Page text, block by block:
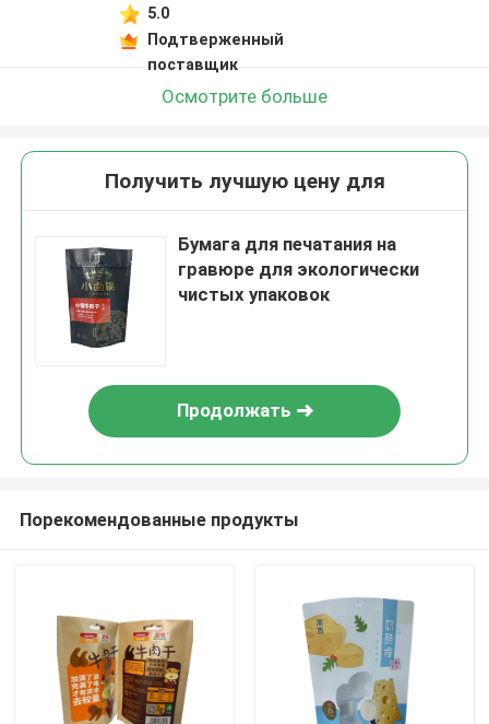
5.0
Подтверженный
поставщик
Осмотрите больше
Получить лучшую цену для
Бумага для печатания на
гравюре для экологически
чистых упаковок
Продолжать
Порекомендованные продукты